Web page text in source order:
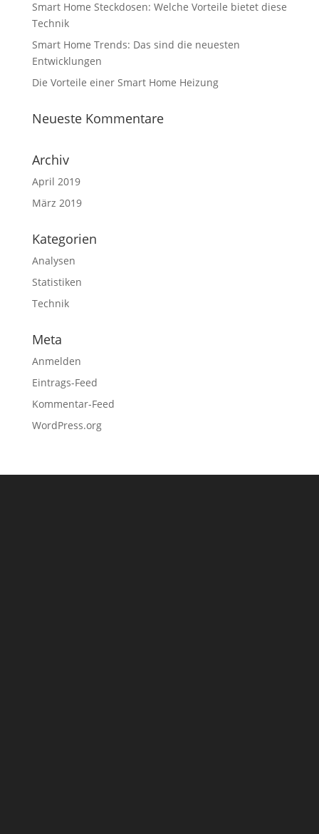
Smart Home Steckdosen: Welche Vorteile bietet diese
Technik
Smart Home Trends: Das sind die neuesten
Entwicklungen
Die Vorteile einer Smart Home Heizung
Neueste Kommentare
Archiv
April 2019
März 2019
Kategorien
Analysen
Statistiken
Technik
Meta
Anmelden
Eintrags-Feed
Kommentar-Feed
WordPress.org